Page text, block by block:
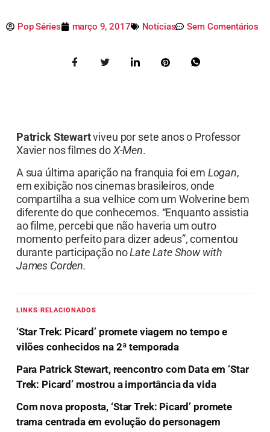
Pop Séries março 9, 2017 Notícias Sem Comentários
Patrick Stewartviveu por sete anos o Professor
Xavier nos filmes doX-Men.
A sua última aparição na franquia foi em Logan,
em exibição nos cinemas brasileiros, onde
compartilha a sua velhice com um Wolverine bem
diferente do que conhecemos. “Enquanto assistia
ao filme, percebi que não haveria um outro
momento perfeito para dizer adeus”, comentou
durante participação noLate Late Show with
James Corden.
LINKS RELACIONADOS
‘Star Trek: Picard’ promete viagem no tempo e
vilões conhecidos na 2ª temporada
Para Patrick Stewart, reencontro com Data em ‘Star
Trek: Picard’ mostrou a importância da vida
Com nova proposta, ‘Star Trek: Picard’ promete
trama centrada em evolução do personagem